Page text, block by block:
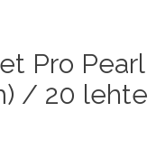
Pro Pearl
/ 20 lehte